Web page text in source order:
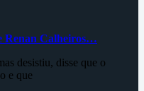
Renan Calheiros…
desistiu, disse que o
e que